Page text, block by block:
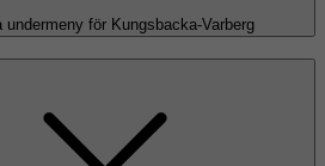
undermeny för Kungsbacka-Varberg